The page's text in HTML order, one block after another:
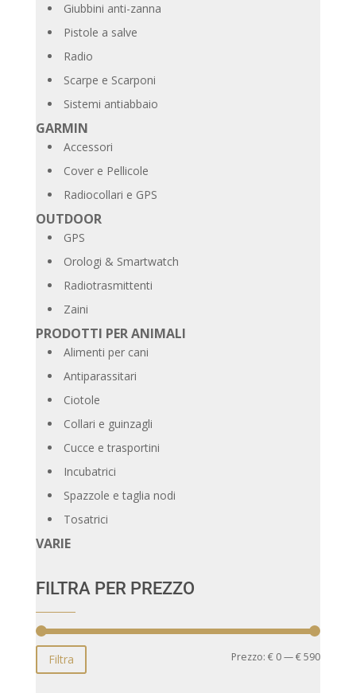
Giubbini anti-zanna
Pistole a salve
Radio
Scarpe e Scarponi
Sistemi antiabbaio
GARMIN
Accessori
Cover e Pellicole
Radiocollari e GPS
OUTDOOR
GPS
Orologi & Smartwatch
Radiotrasmittenti
Zaini
PRODOTTI PER ANIMALI
Alimenti per cani
Antiparassitari
Ciotole
Collari e guinzagli
Cucce e trasportini
Incubatrici
Spazzole e taglia nodi
Tosatrici
VARIE
FILTRA PER PREZZO
Prezzo
Prezzo
Filtra Prezzo:€ 0—€ 590